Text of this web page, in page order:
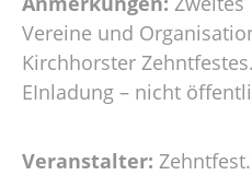
Vereine und
Kirchhorster
EInladung – nicht
Veranstalter: